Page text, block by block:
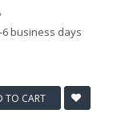
business days
TO CART